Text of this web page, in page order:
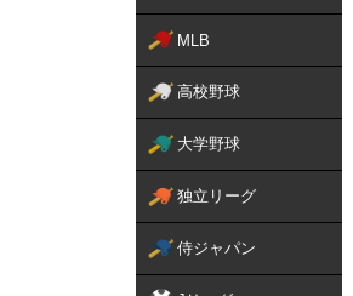
MLB
高校野球
大学野球
独立リーグ
侍ジャパン